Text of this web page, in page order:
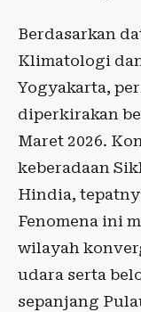
Berdasarkan
Klimatologi
Yogyakarta,
diperkirakan
Maret 2026.
keberadaan
Hindia,
Fenomena ini
wilayah
udara serta
sepanjang